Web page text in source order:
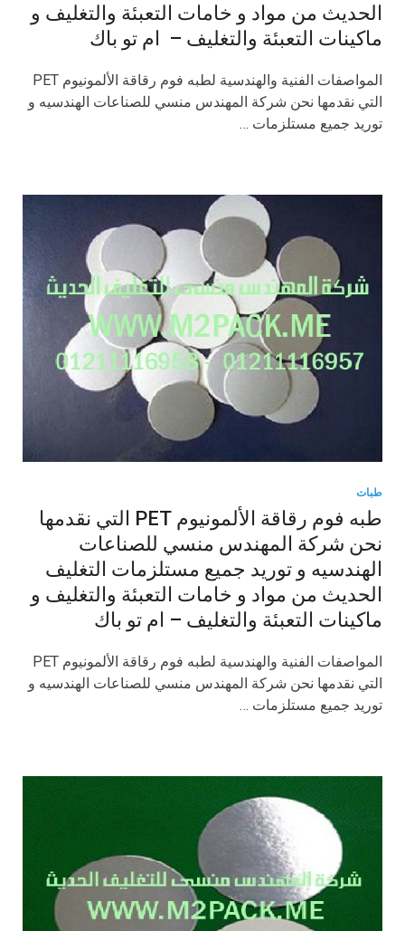
الحديث من مواد و خامات التعبئة والتغليف و
ماكينات التعبئة والتغليف – ام تو باك
التي نقدمها نحن شركة المهندس منسي للصناعات الهندسيه و
توريد جميع مستلزمات …
طبات
طبه فوم رقاقة الألمونيوم PET التي نقدمها
نحن شركة المهندس منسي للصناعات
الهندسيه و توريد جميع مستلزمات التغليف
الحديث من مواد و خامات التعبئة والتغليف و
ماكينات التعبئة والتغليف – ام تو باك
المواصفات الفنية والهندسية لطبه فوم رقاقة الألمونيوم PET
التي نقدمها نحن شركة المهندس منسي للصناعات الهندسيه و
توريد جميع مستلزمات …